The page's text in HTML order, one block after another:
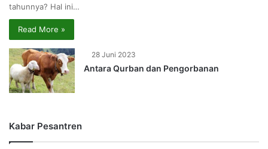
tahunnya? Hal ini…
Read More »
28 Juni 2023
Antara Qurban dan Pengorbanan
Kabar Pesantren